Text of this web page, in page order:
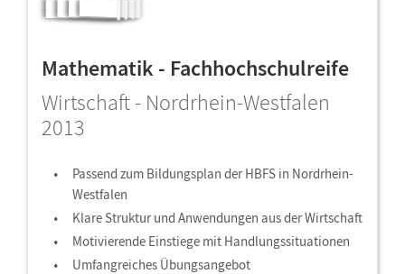
Mathematik - Fachhochschulreife
Wirtschaft - Nordrhein-Westfalen
2013
Passend zum Bildungsplan der HBFS in Nordrhein-
Westfalen
Klare Struktur und Anwendungen aus der Wirtschaft
Motivierende Einstiege mit Handlungssituationen
Umfangreiches Übungsangebot